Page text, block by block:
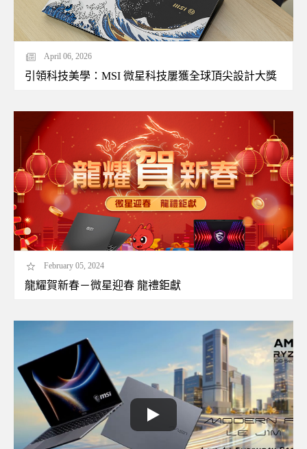
April 06, 2026
引領科技美學：MSI 微星科技屢獲全球頂尖設計大獎
February 05, 2024
龍耀賀新春－微星迎春 龍禮鉅獻